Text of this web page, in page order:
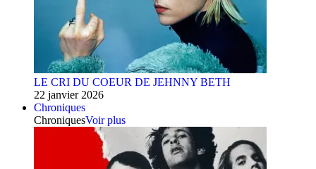
LE CRI DU COEUR DE JEHNNY BETH
22 janvier 2026
Chroniques
ChroniquesVoir plus